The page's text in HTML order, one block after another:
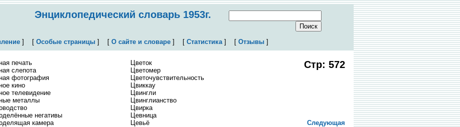
Энциклопедический словарь 1953г.
] [ Особые страницы] [ О сайте и словаре] [ Статистика] [ Отзывы]
печать
слепота
фотография
кино
телевидение
металлы
негативы
камера
Цветок
Цветомер
Цветочувствительность
Цвиккау
Цвингли
Цвинглианство
Цвирка
Цевница
Цевьё
Стр: 572
Следующая